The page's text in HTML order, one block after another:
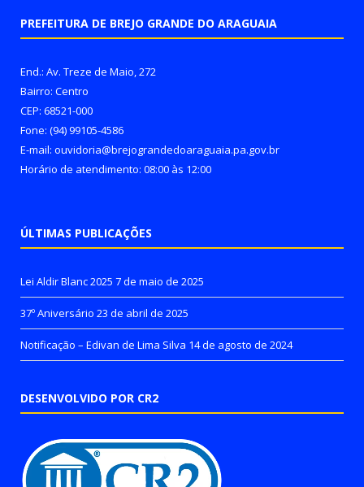
PREFEITURA DE BREJO GRANDE DO ARAGUAIA
End.: Av. Treze de Maio, 272
Bairro: Centro
CEP: 68521-000
Fone: (94) 99105-4586
E-mail: ouvidoria@brejograndedoaraguaia.pa.gov.br
Horário de atendimento: 08:00 às 12:00
ÚLTIMAS PUBLICAÇÕES
Lei Aldir Blanc 2025 7 de maio de 2025
37º Aniversário 23 de abril de 2025
Notificação – Edivan de Lima Silva 14 de agosto de 2024
DESENVOLVIDO POR CR2